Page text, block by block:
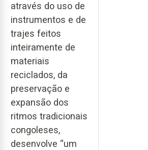
através do uso de
instrumentos e de
trajes feitos
inteiramente de
materiais
reciclados, da
preservação e
expansão dos
ritmos tradicionais
congoleses,
desenvolve “um